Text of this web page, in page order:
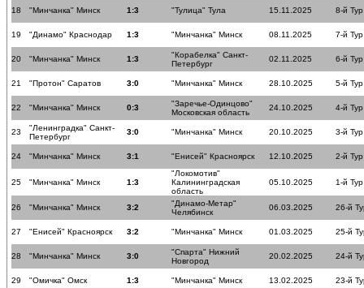
18 "Минчанка" Минск 1:3 "Тулица" Тула 15.11.2025 8-й Тур
19 "Динамо" Краснодар 1:3 "Минчанка" Минск 08.11.2025 7-й Тур
20 "Минчанка" Минск 1:3
"Корабелка" Санкт-
Петербург
02.11.2025 6-й Тур
21 "Протон" Саратов 3:0 "Минчанка" Минск 28.10.2025 5-й Тур
22 "Минчанка" Минск 0:3
"Заречье-Одинцово"
Московская область
24.10.2025 4-й Тур
23
"Ленинградка" Санкт-
Петербург
3:0 "Минчанка" Минск 20.10.2025 3-й Тур
24 "Минчанка" Минск 3:1 "Енисей" Красноярск 12.10.2025 2-й Тур
25 "Минчанка" Минск 1:3
"Локомотив"
Калининградская
область
05.10.2025 1-й Тур
26 "Минчанка" Минск 3:2
"Динамо-Метар"
Челябинск
06.03.2025 26-й
27 "Енисей" Красноярск 3:2 "Минчанка" Минск 01.03.2025 25-й
28 "Минчанка" Минск 3:0
"Спарта" Нижний
Новгород
20.02.2025 24-й
29 "Омичка" Омск 1:3 "Минчанка" Минск 13.02.2025 23-й